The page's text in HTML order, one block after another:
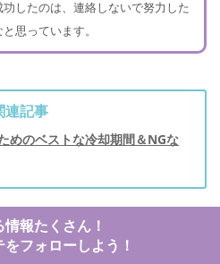
したのは、連絡しないで努力した
思っています。
連記事
めのベストな冷却期間＆NGな
報たくさん！
フォローしよう！